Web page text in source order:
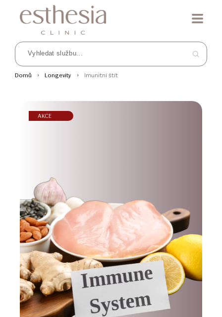
Domů Longevity Imunitní štít
AKCE